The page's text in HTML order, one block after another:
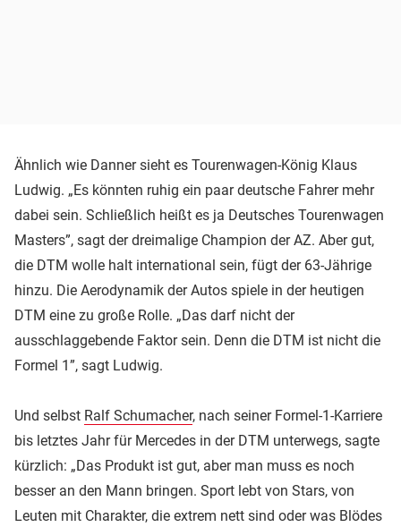
Ähnlich wie Danner sieht es Tourenwagen-König Klaus
Ludwig. „Es könnten ruhig ein paar deutsche Fahrer mehr
dabei sein. Schließlich heißt es ja Deutsches Tourenwagen
Masters”, sagt der dreimalige Champion der AZ. Aber gut,
die DTM wolle halt international sein, fügt der 63-Jährige
hinzu. Die Aerodynamik der Autos spiele in der heutigen
DTM eine zu große Rolle. „Das darf nicht der
ausschlaggebende Faktor sein. Denn die DTM ist nicht die
Formel 1”, sagt Ludwig.
Und selbst Ralf Schumacher, nach seiner Formel-1-Karriere
bis letztes Jahr für Mercedes in der DTM unterwegs, sagte
kürzlich: „Das Produkt ist gut, aber man muss es noch
besser an den Mann bringen. Sport lebt von Stars, von
Leuten mit Charakter, die extrem nett sind oder was Blödes